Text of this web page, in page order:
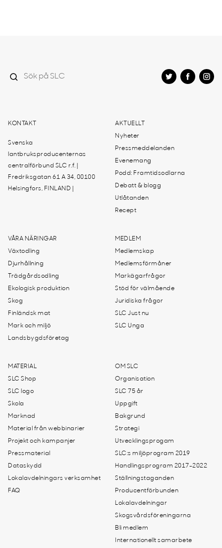
KONTAKT
Svenska
lantbruksproducenternas
centralförbund SLC r.f. |
Fredriksgatan 61 A 34, 00100
Helsingfors, FINLAND |
AKTUELLT
Nyheter
Pressmeddelanden
Evenemang
Podd: Framtidsodlarna
Debatt & blogg
Utlåtanden
Recept
VÅRA NÄRINGAR
Växtodling
Djurhållning
Trädgårdsodling
Ekologisk produktion
Skog
Finländsk mat
Mark och miljö
Landsbygdsföretag
MEDLEM
Medlemskap
Medlemsförmåner
Markägarfrågor
Stöd för välmående
Juridiska frågor
SLC Just nu
SLC Unga
MATERIAL
SLC Shop
SLC logo
Skola
Marknad
Material från webbinarier
Projekt och kampanjer
Pressmaterial
Dataskydd
Lokalavdelningars verksamhet
FAQ
OM SLC
Organisation
SLC 75 år
Uppgift
Bakgrund
Strategi
Utvecklingsprogam
SLC:s miljöprogram 2019
Handlingsprogram 2017-2022
Ställningstaganden
Producentförbunden
Lokalavdelningar
Skogsvårdsföreningarna
Bli medlem
Internationellt samarbete